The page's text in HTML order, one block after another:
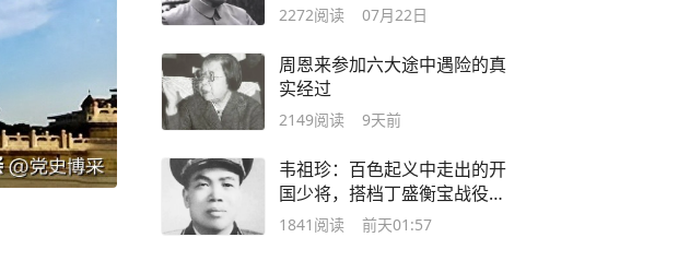
2272阅读 07月22日
周恩来参加六大途中遇险的真
实经过
2149阅读 9天前
韦祖珍：百色起义中走出的开
国少将，搭档丁盛衡宝战役指
挥135师创立奇功
1841 阅读 前天01:57